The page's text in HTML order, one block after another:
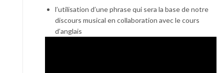
l’utilisation d’une phrase qui sera la base de notre
discours musical en collaboration avec le cours
d’anglais